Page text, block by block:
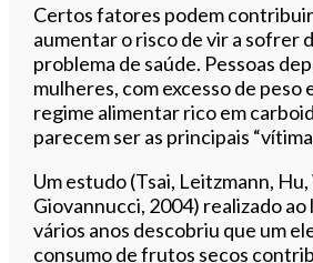
Certos fatores podem
aumentar o risco de vir a sofrer
problema de saúde. Pessoas
mulheres, com excesso de peso
regime alimentar rico em
parecem ser as principais
Um estudo (Tsai, Leitzmann,
Giovannucci, 2004) realizado ao
vários anos descobriu que um
consumo de frutos secos